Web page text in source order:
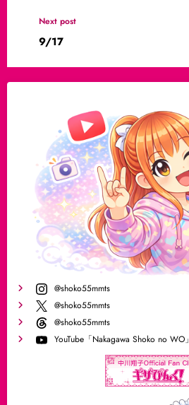
Next post
9/17
@shoko55mmts
@shoko55mmts
@shoko55mmts
YouTube「Nakagawa Shoko no WO」